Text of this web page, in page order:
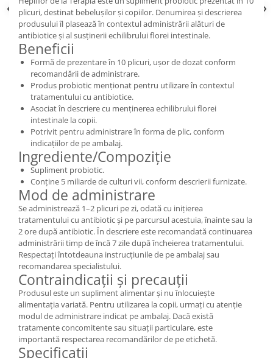
plicuri, destinat bebelușilor și copiilor. Denumirea și descrierea
produsului îl plasează în contextul administrării alături de
antibiotice și al susținerii echilibrului florei intestinale.
Beneficii
Formă de prezentare în 10 plicuri, ușor de dozat conform
recomandării de administrare.
Produs probiotic menționat pentru utilizare în contextul
tratamentului cu antibiotice.
Asociat în descriere cu menținerea echilibrului florei
intestinale la copii.
Potrivit pentru administrare în forma de plic, conform
indicațiilor de pe ambalaj.
Ingrediente/Compoziție
Supliment probiotic.
Conține 5 miliarde de culturi vii, conform descrierii furnizate.
Mod de administrare
Se administrează 1–2 plicuri pe zi, odată cu inițierea
tratamentului cu antibiotic și pe parcursul acestuia, înainte sau la
2 ore după antibiotic. În descriere este recomandată continuarea
administrării timp de încă 7 zile după încheierea tratamentului.
Respectați întotdeauna instrucțiunile de pe ambalaj sau
recomandarea specialistului.
Contraindicații și precauții
Produsul este un supliment alimentar și nu înlocuiește
alimentația variată. Pentru utilizarea la copii, urmați cu atenție
modul de administrare indicat pe ambalaj. Dacă există
tratamente concomitente sau situații particulare, este
importantă respectarea recomandărilor de pe etichetă.
Specificații